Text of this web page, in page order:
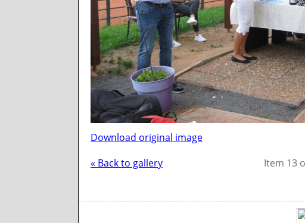
Download original image
« Back to gallery
Item 13